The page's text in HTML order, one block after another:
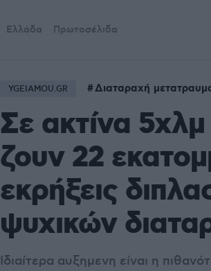
Ελλάδα Πρωτοσέλιδα
YGEIAMOU.GR Διαταραχή
Σε ακτίνα
ζουν 22
εκρήξεις
ψυχικών
Ιδιαίτερα αυξημενη είναι η